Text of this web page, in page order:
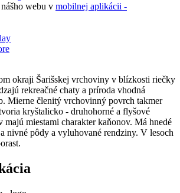
webu v mobilnej aplikácii -
okraji Šarišskej vrchoviny v blízkosti riečky
rekreačné chaty a príroda vhodná
Mierne členitý vrchovinný povrch takmer
kryštalicko - druhohorné a flyšové
miestami charakter kaňonov. Má hnedé
nivné pôdy a vyluhované rendziny. V lesoch